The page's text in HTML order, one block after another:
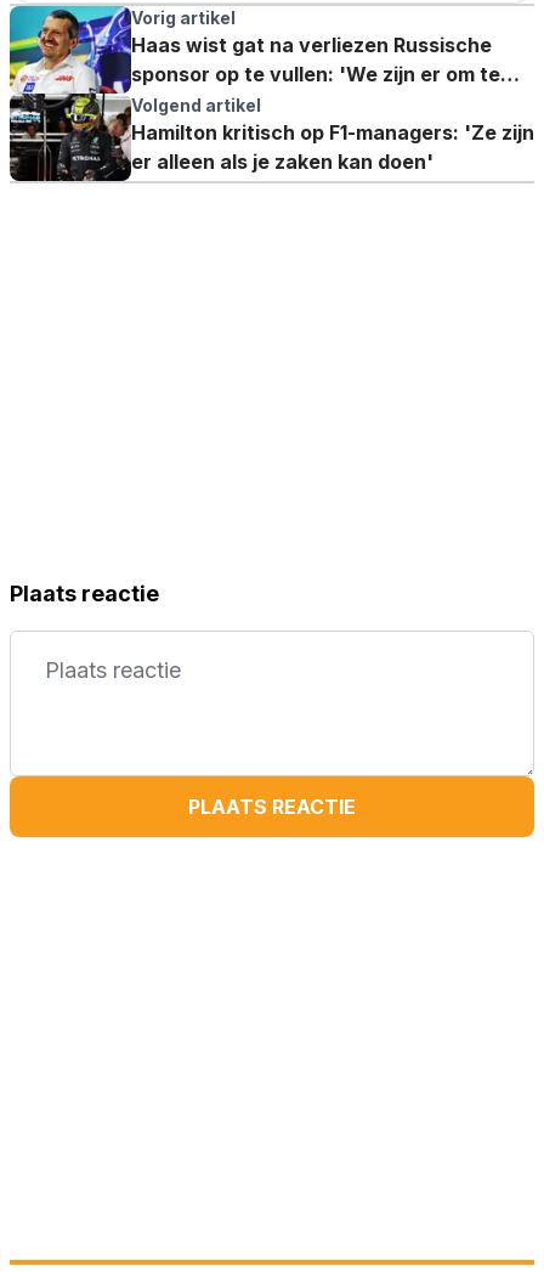
Vorig artikel
Haas wist gat na verliezen Russische
sponsor op te vullen: 'We zijn er om te
blijven'
Volgend artikel
Hamilton kritisch op F1-managers: 'Ze zijn
er alleen als je zaken kan doen'
Plaats reactie
PLAATS REACTIE